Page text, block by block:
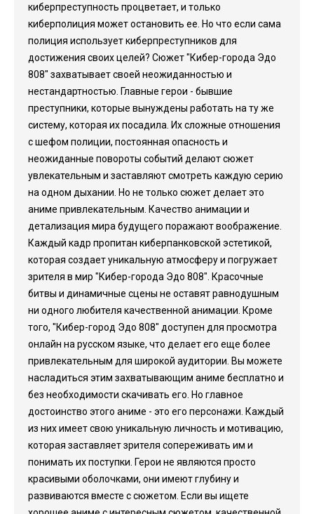
киберпреступность процветает, и только
киберполиция может остановить ее. Но что если сама
полиция использует киберпреступников для
достижения своих целей? Сюжет "Кибер-города Эдо
808" захватывает своей неожиданностью и
нестандартностью. Главные герои - бывшие
преступники, которые вынуждены работать на ту же
систему, которая их посадила. Их сложные отношения
с шефом полиции, постоянная опасность и
неожиданные повороты событий делают сюжет
увлекательным и заставляют смотреть каждую серию
на одном дыхании. Но не только сюжет делает это
аниме привлекательным. Качество анимации и
детализация мира будущего поражают воображение.
Каждый кадр пропитан киберпанковской эстетикой,
которая создает уникальную атмосферу и погружает
зрителя в мир "Кибер-города Эдо 808". Красочные
битвы и динамичные сцены не оставят равнодушным
ни одного любителя качественной анимации. Кроме
того, "Кибер-город Эдо 808" доступен для просмотра
онлайн на русском языке, что делает его еще более
привлекательным для широкой аудитории. Вы можете
насладиться этим захватывающим аниме бесплатно и
без необходимости скачивать его. Но главное
достоинство этого аниме - это его персонажи. Каждый
из них имеет свою уникальную личность и мотивацию,
которая заставляет зрителя сопереживать им и
понимать их поступки. Герои не являются просто
красивыми оболочками, они имеют глубину и
развиваются вместе с сюжетом. Если вы ищете